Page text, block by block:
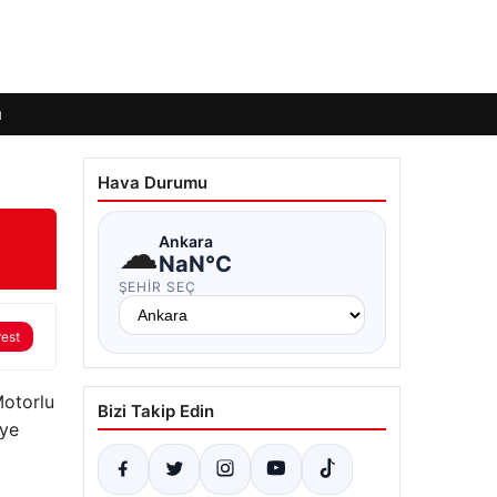
Hava Durumu
☁Ankara
NaN°C
ŞEHIR SEÇ
Bizi Takip Edin